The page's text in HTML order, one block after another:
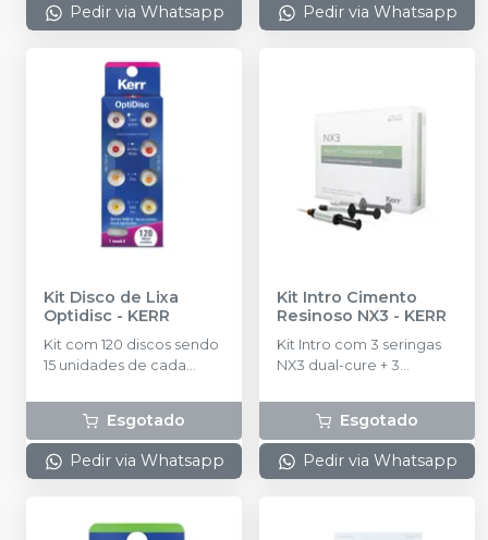
Pedir via Whatsapp Pedir via Whatsapp
Kit Disco de Lixa
Optidisc - KERR
Kit com 120 discos sendo
15 unidades de cada
(extra-grosso 12.6mm;
extra-grosso 9.6mm;
grosso/médio 12.6mm ;
grosso/médio 9.6mm;
fino 9.6mm).
Esgotado
Pedir via Whatsapp
Kit Intro Cimento
Resinoso NX3 - KERR
Kit Intro com 3 seringas
NX3 dual-cure + 3
3 seringas NX3 try-in –
cada versão em 3 cores:
amarelo, branco,
transparente + 1 frasco de
Esgotado
Pedir via Whatsapp